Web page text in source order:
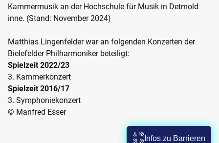
Kammermusik an der Hochschule für Musik in Detmold
inne. (Stand: November 2024)
Matthias Lingenfelder war an folgenden Konzerten der
Bielefelder Philharmoniker beteiligt:
Spielzeit 2022/23
3. Kammerkonzert
Spielzeit 2016/17
3. Symphoniekonzert
© Manfred Esser
Infos zu Barrieren